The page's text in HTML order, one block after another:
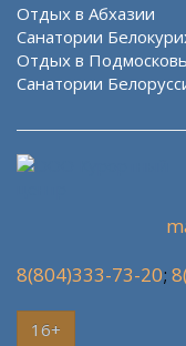
Отдых в Абхазии
Санатории
Отдых в
Санатории
8(804)333-73-20;
16+